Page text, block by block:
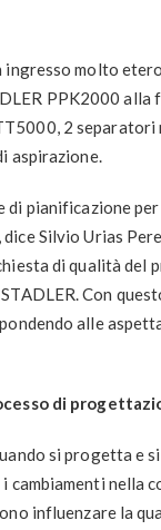
molto
PPK2000 alla
2
aspirazione.
pianificazione
Silvio Urias
di qualità
Con
alle
di
si progetta e
cambiamenti nella
influenzare la